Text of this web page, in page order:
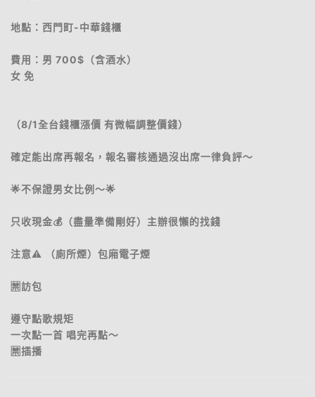
地點：西門町-中華錢櫃
費用：男 700$（含酒水）
女 免
（8/1全台錢櫃漲價 有微幅調整價錢）
確定能出席再報名，報名審核通過沒出席一律負評～
🌟不保證男女比例～🌟
只收現金💰（盡量準備剛好）主辦很懶的找錢
注意⚠️ （廁所煙）包廂電子煙
🈲訪包
遵守點歌規矩
一次點一首 唱完再點～
🈲插播